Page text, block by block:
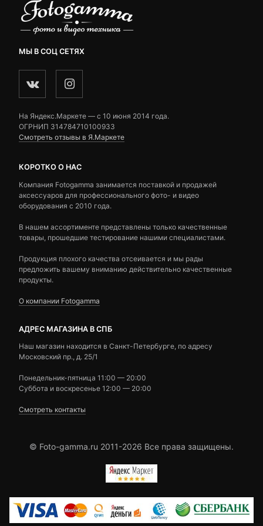
МЫ В СОЦ СЕТЯХ
На Яндекс.Маркете — c 10 июня 2014 года.
ОГРНИП 314784710100933
Смотреть отзывы в Я.Маркете
КОРОТКО О НАС
Компания Fotogamma занимается поставкой и продажей
аксессуаров для профессионального фото- и видео
оборудования с 2010 года.
В нашем ассортименте представлены только качественные
товары, прошедшие тестирование нашими специалистами.
Продукция плохого качества отсеивается и мы рады
предложить вашему вниманию действительно качественные
продукты.
О компании Fotogamma
АДРЕС МАГАЗИНА В СПБ
Наш магазин находится в Санкт-Петербурге, по адресу
Московский пр., д. 25/1
Понедельник-пятница 11:00 — 20:00
Суббота и воскресенье 12:00 — 20:00
Смотреть контакты
© Foto-gamma.ru 2011-2026 Все права защищены.